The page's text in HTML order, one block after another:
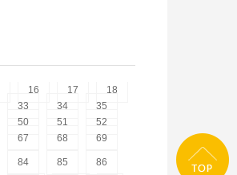
16 17
18
33 34
35
50 51
52
67 68 69
84 85 86